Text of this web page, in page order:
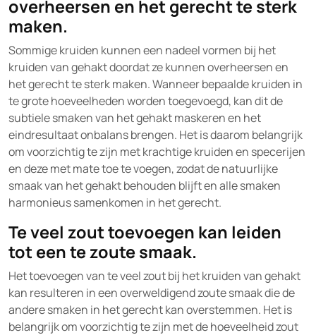
overheersen en het gerecht te sterk
maken.
Sommige kruiden kunnen een nadeel vormen bij het
kruiden van gehakt doordat ze kunnen overheersen en
het gerecht te sterk maken. Wanneer bepaalde kruiden in
te grote hoeveelheden worden toegevoegd, kan dit de
subtiele smaken van het gehakt maskeren en het
eindresultaat onbalans brengen. Het is daarom belangrijk
om voorzichtig te zijn met krachtige kruiden en specerijen
en deze met mate toe te voegen, zodat de natuurlijke
smaak van het gehakt behouden blijft en alle smaken
harmonieus samenkomen in het gerecht.
Te veel zout toevoegen kan leiden
tot een te zoute smaak.
Het toevoegen van te veel zout bij het kruiden van gehakt
kan resulteren in een overweldigend zoute smaak die de
andere smaken in het gerecht kan overstemmen. Het is
belangrijk om voorzichtig te zijn met de hoeveelheid zout